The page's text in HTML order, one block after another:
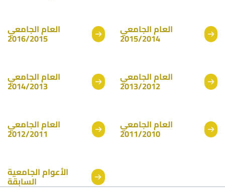
العام الجامعي
2016/2015
العام الجامعي
2015/2014
العام الجامعي
2014/2013
العام الجامعي
2013/2012
العام الجامعي
2012/2011
العام الجامعي
2011/2010
الأعوام الجامعية
السابقة